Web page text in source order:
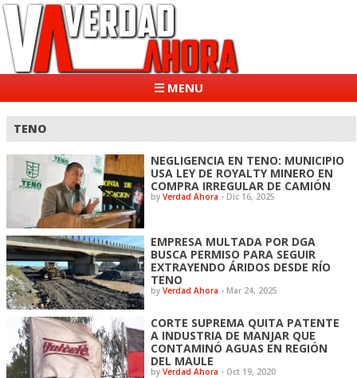
☰ MENU
TENO
NEGLIGENCIA EN TENO: MUNICIPIO
USA LEY DE ROYALTY MINERO EN
COMPRA IRREGULAR DE CAMIÓN
byVerdad Ahora - Dic 16, 2025
EMPRESA MULTADA POR DGA
BUSCA PERMISO PARA SEGUIR
EXTRAYENDO ÁRIDOS DESDE RÍO
TENO
byVerdad Ahora - Mar 24, 2025
CORTE SUPREMA QUITA PATENTE
A INDUSTRIA DE MANJAR QUE
CONTAMINÓ AGUAS EN REGIÓN
DEL MAULE
byVerdad Ahora - Oct 19, 2020